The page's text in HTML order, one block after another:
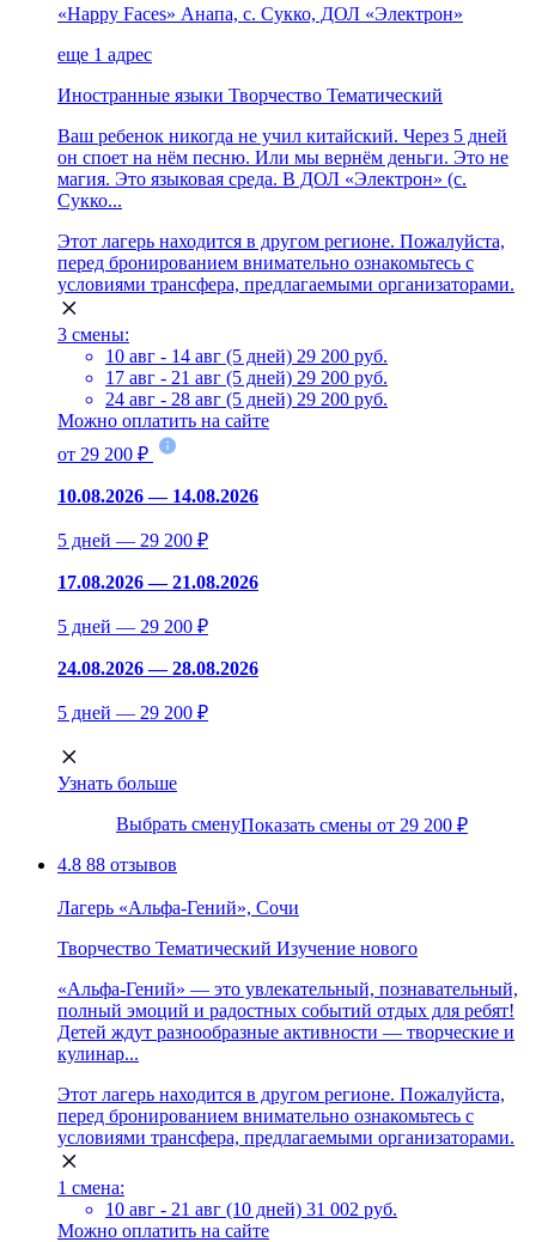
«Happy Faces» Анапа, с. Сукко, ДОЛ «Электрон»
еще 1 адрес
Иностранные языки Творчество Тематический
Ваш ребенок никогда не учил китайский. Через 5 дней
он споет на нём песню. Или мы вернём деньги. Это не
магия. Это языковая среда. В ДОЛ «Электрон» (с.
Сукко...
Этот лагерь находится в другом регионе. Пожалуйста,
перед бронированием внимательно ознакомьтесь с
условиями трансфера, предлагаемыми организаторами.
3 смены:
10 авг - 14 авг (5 дней) 29 200 руб.
17 авг - 21 авг (5 дней) 29 200 руб.
24 авг - 28 авг (5 дней) 29 200 руб.
Можно оплатить на сайте
от 29 200 ₽
10.08.2026 — 14.08.2026
5 дней — 29 200 ₽
17.08.2026 — 21.08.2026
5 дней — 29 200 ₽
24.08.2026 — 28.08.2026
5 дней — 29 200 ₽
Узнать больше
Выбрать сменуПоказать смены от 29 200 ₽
4.8 88 отзывов
Лагерь «Альфа-Гений», Сочи
Творчество Тематический Изучение нового
«Альфа-Гений» — это увлекательный, познавательный,
полный эмоций и радостных событий отдых для ребят!
Детей ждут разнообразные активности — творческие и
кулинар...
Этот лагерь находится в другом регионе. Пожалуйста,
перед бронированием внимательно ознакомьтесь с
условиями трансфера, предлагаемыми организаторами.
1 смена:
10 авг - 21 авг (10 дней) 31 002 руб.
Можно оплатить на сайте